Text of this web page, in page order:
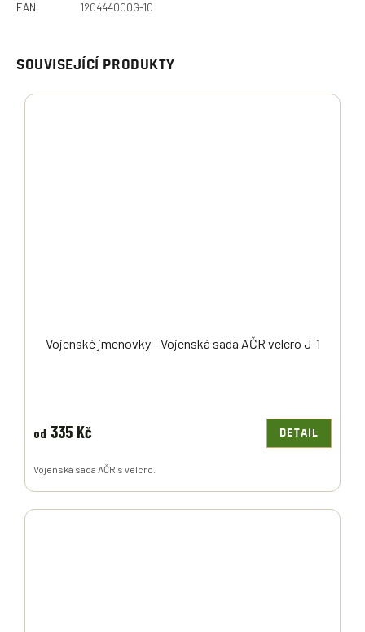
SOUVISEJÍCÍ PRODUKTY
Vojenské jmenovky - Vojenská sada AČR velcro J-1
od 335 Kč DETAIL
Vojenská sada AČR s velcro.
EAN: 120444000G-10